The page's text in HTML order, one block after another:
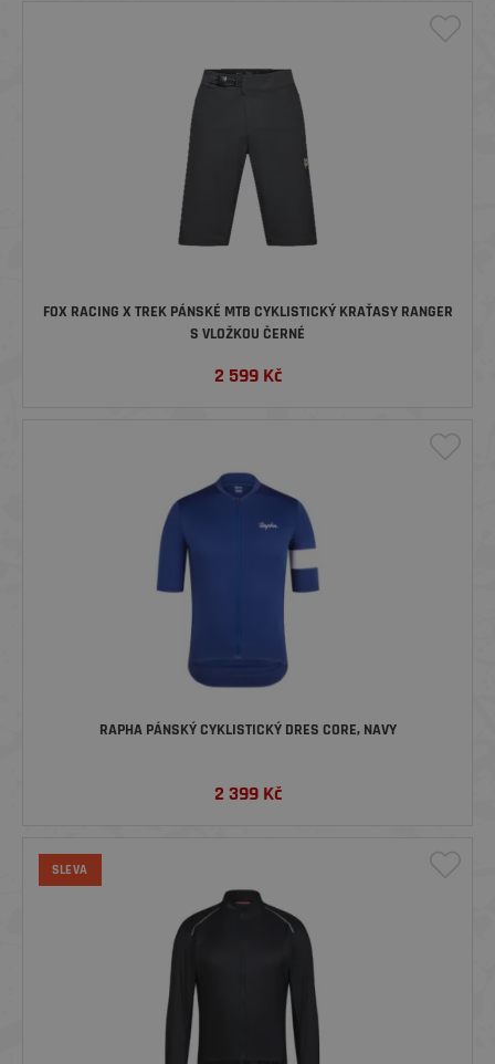
FOX RACING X TREK PÁNSKÉ MTB CYKLISTICKÝ KRAŤASY RANGER
S VLOŽKOU ČERNÉ
2 599Kč
RAPHA PÁNSKÝ CYKLISTICKÝ DRES CORE, NAVY
2 399Kč
SLEVA